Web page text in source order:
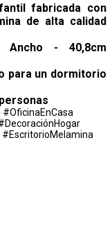
fabricada con
de alta calidad
Ancho - 40,8cm
para un dormitorio